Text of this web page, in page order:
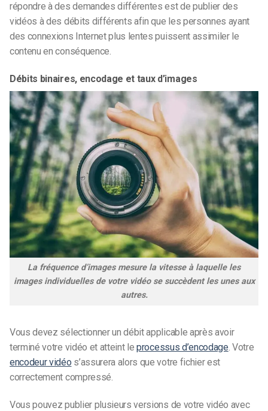
répondre à des demandes différentes est de publier des
vidéos à des débits différents afin que les personnes ayant
des connexions Internet plus lentes puissent assimiler le
contenu en conséquence.
Débits binaires, encodage et taux d’images
La fréquence d’images mesure la vitesse à laquelle les
images individuelles de votre vidéo se succèdent les unes aux
autres.
Vous devez sélectionner un débit applicable après avoir
terminé votre vidéo et atteint leprocessus d’encodage. Votre
encodeur vidéo s’assurera alors que votre fichier est
correctement compressé.
Vous pouvez publier plusieurs versions de votre vidéo avec